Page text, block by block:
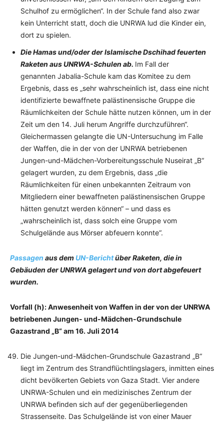
Schulhof zu ermöglichen“. In der Schule fand also zwar
kein Unterricht statt, doch die UNRWA lud die Kinder ein,
dort zu spielen.
Die Hamas und/oder der Islamische Dschihad feuerten
Raketen aus UNRWA-Schulen ab. Im Fall der
genannten Jabalia-Schule kam das Komitee zu dem
Ergebnis, dass es „sehr wahrscheinlich ist, dass eine nicht
identifizierte bewaffnete palästinensische Gruppe die
Räumlichkeiten der Schule hätte nutzen können, um in der
Zeit um den 14. Juli herum Angriffe durchzuführen“.
Gleichermassen gelangte die UN-Untersuchung im Falle
der Waffen, die in der von der UNRWA betriebenen
Jungen-und-Mädchen-Vorbereitungsschule Nuseirat „B“
gelagert wurden, zu dem Ergebnis, dass „die
Räumlichkeiten für einen unbekannten Zeitraum von
Mitgliedern einer bewaffneten palästinensischen Gruppe
hätten genutzt werden können“ – und dass es
„wahrscheinlich ist, dass solch eine Gruppe vom
Schulgelände aus Mörser abfeuern konnte“.
Passagen aus demUN-Berichtüber Raketen, die in
Gebäuden der UNRWA gelagert und von dort abgefeuert
wurden.
Vorfall (h): Anwesenheit von Waffen in der von der UNRWA
betriebenen Jungen- und-Mädchen-Grundschule
Gazastrand „B“ am 16. Juli 2014
Die Jungen-und-Mädchen-Grundschule Gazastrand „B“
liegt im Zentrum des Strandflüchtlingslagers, inmitten eines
dicht bevölkerten Gebiets von Gaza Stadt. Vier andere
UNRWA-Schulen und ein medizinisches Zentrum der
UNRWA befinden sich auf der gegenüberliegenden
Strassenseite. Das Schulgelände ist von einer Mauer